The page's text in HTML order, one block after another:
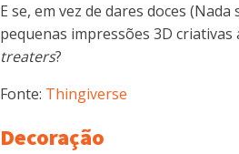
E se, em vez de dares doces
pequenas impressões 3D criativas
treaters?
Fonte: Thingiverse
Decoração